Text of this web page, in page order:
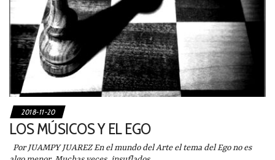
2018-11-20
LOS MÚSICOS Y EL EGO
Por JUAMPY JUAREZ En el mundo del Arte el tema del Ego no es